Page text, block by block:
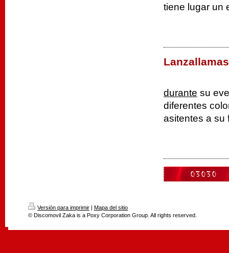
tiene lugar un
Lanzallamas
durante su
diferentes
asitentes a su
Versión para imprimir | Mapa del sitio
© Discomovil Zaka is a Poxy Corporation Group. All rights reserved.